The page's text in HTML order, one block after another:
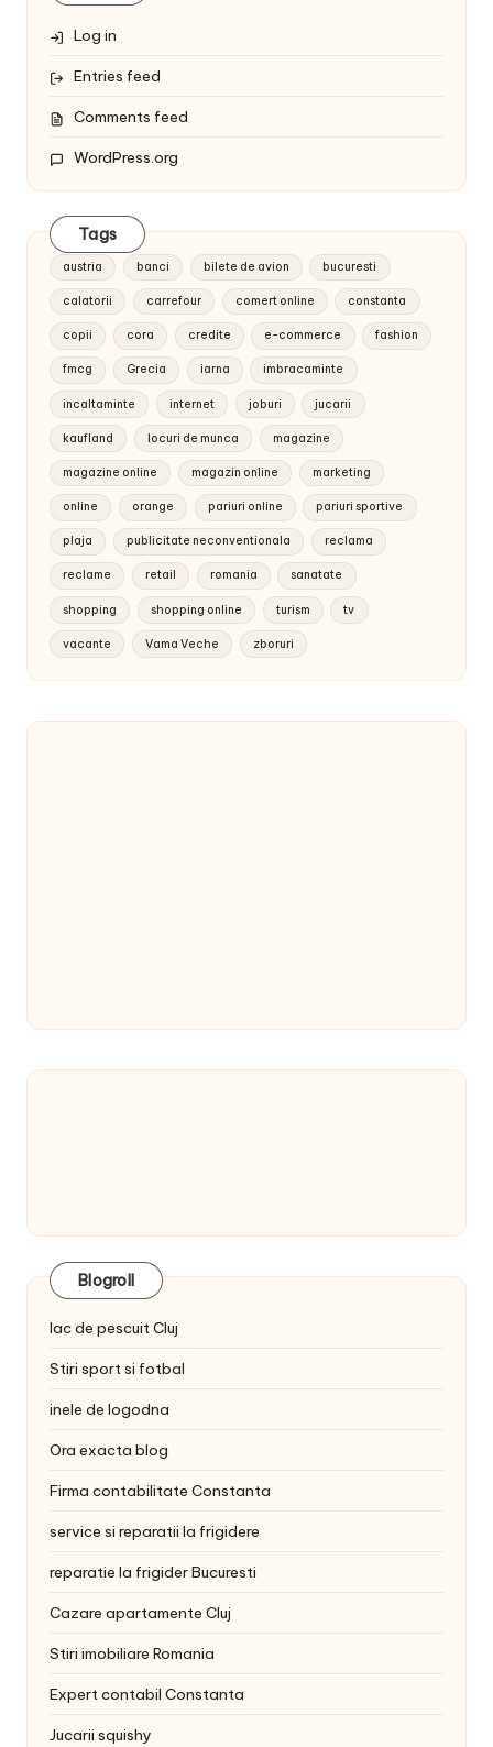
Log in
Entries feed
Comments feed
WordPress.org
Tags
austria banci bilete de avion bucuresti
calatorii carrefour comert online constanta
copii cora credite e-commerce fashion
fmcg Grecia iarna imbracaminte
incaltaminte internet joburi jucarii
kaufland locuri de munca magazine
magazine online magazin online marketing
online orange pariuri online pariuri sportive
plaja publicitate neconventionala reclama
reclame retail romania sanatate
shopping shopping online turism tv
vacante Vama Veche zboruri
Blogroll
lac de pescuit Cluj
Stiri sport si fotbal
inele de logodna
Ora exacta blog
Firma contabilitate Constanta
service si reparatii la frigidere
reparatie la frigider Bucuresti
Cazare apartamente Cluj
Stiri imobiliare Romania
Expert contabil Constanta
Jucarii squishy